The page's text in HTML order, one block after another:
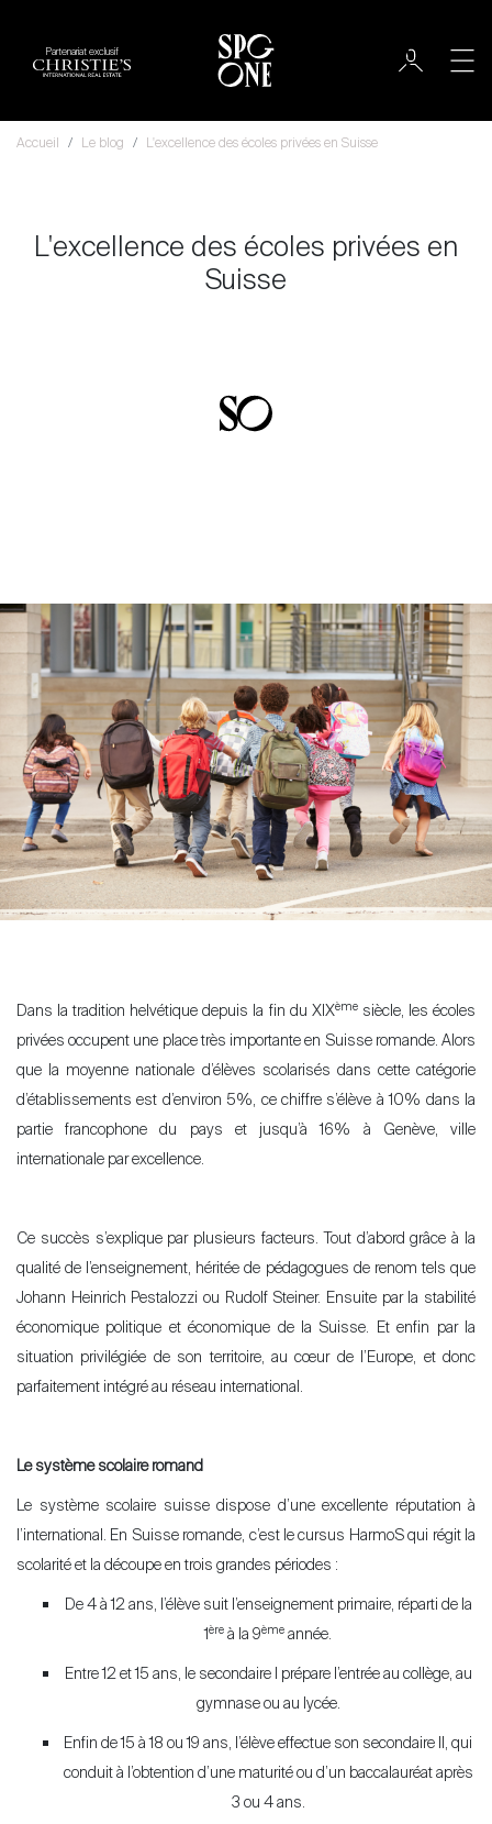
Partenariat exclusif
Accueil Le blog L'excellence des écoles privées en Suisse
L'excellence des écoles privées en
Suisse
Dans la tradition helvétique depuis la fin du XIXèmesiècle, les écoles
privées occupent une place très importante en Suisse romande. Alors
que la moyenne nationale d’élèves scolarisés dans cette catégorie
d’établissements est d’environ 5%, ce chiffre s’élève à 10% dans la
partie francophone du pays et jusqu’à 16% à Genève, ville
internationale par excellence.
Ce succès s’explique par plusieurs facteurs. Tout d’abord grâce à la
qualité de l’enseignement, héritée de pédagogues de renom tels que
Johann Heinrich Pestalozzi ou Rudolf Steiner. Ensuite par la stabilité
économique politique et économique de la Suisse. Et enfin par la
situation privilégiée de son territoire, au cœur de l’Europe, et donc
parfaitement intégré au réseau international.
Le système scolaire romand
Le système scolaire suisse dispose d’une excellente réputation à
l’international. En Suisse romande, c’est le cursus HarmoS qui régit la
scolarité et la découpe en trois grandes périodes :
De 4 à 12 ans, l’élève suit l’enseignement primaire, réparti de la
1 ère à la 9ème année.
Entre 12 et 15 ans, le secondaire I prépare l’entrée au collège, au
gymnase ou au lycée.
Enfin de 15 à 18 ou 19 ans, l’élève effectue son secondaire II, qui
conduit à l’obtention d’une maturité ou d’un baccalauréat après
3 ou 4 ans.